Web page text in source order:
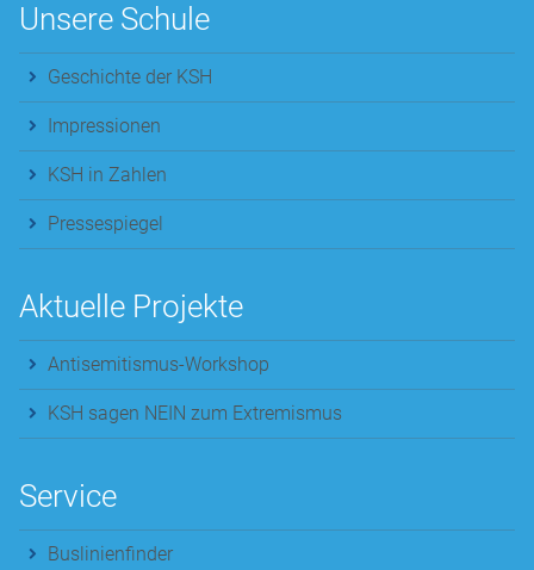
Unsere Schule
Geschichte der KSH
Impressionen
KSH in Zahlen
Pressespiegel
Aktuelle Projekte
Antisemitismus-Workshop
KSH sagen NEIN zum Extremismus
Service
Buslinienfinder